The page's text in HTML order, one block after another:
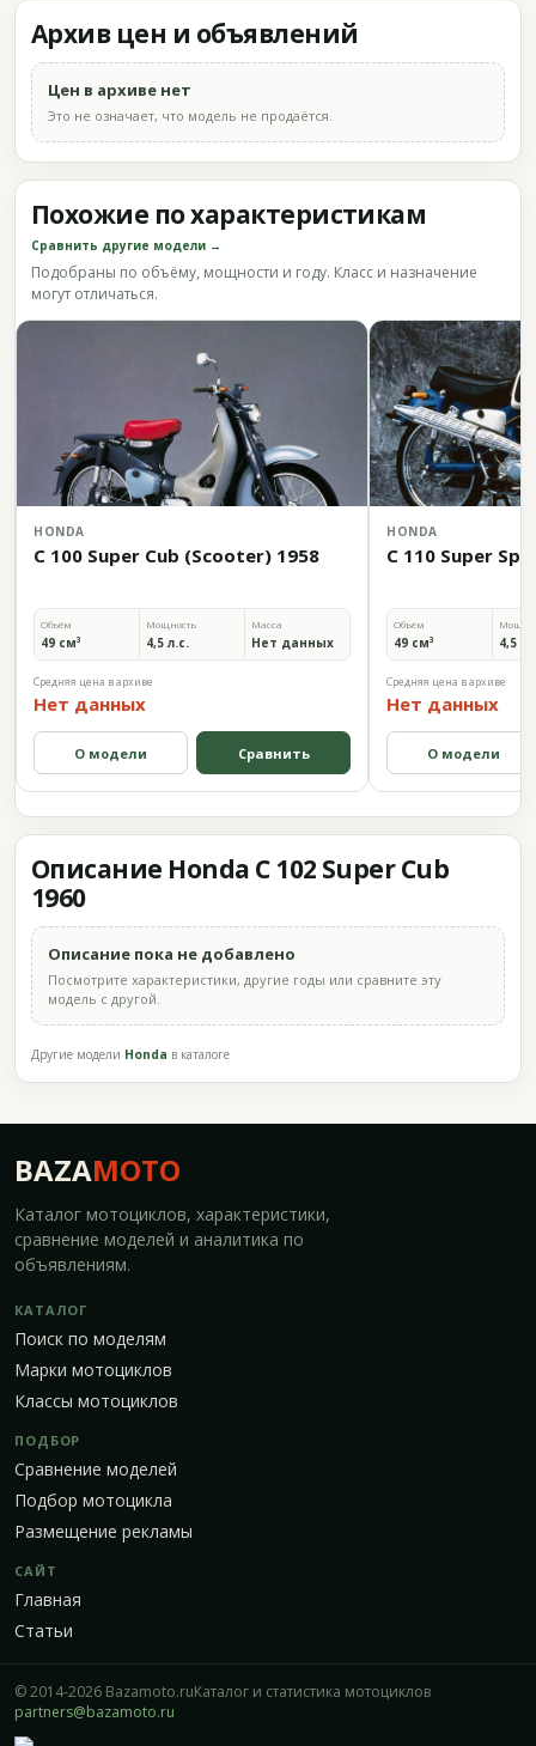
Архив цен и объявлений
Цен в архиве нет
Это не означает, что модель не продаётся.
Похожие по характеристикам
Сравнить другие модели →
Подобраны по объёму, мощности и году. Класс и назначение
могут отличаться.
HONDA
C 100 Super Cub (Scooter) 1958
Объём
49 см³
Мощность
4,5 л.с.
Масса
Нет данных
Средняя цена в архиве
Нет данных
О модели Сравнить
HONDA
C 110 Super
Объём
49 см³ 4,5
Средняя цена в архиве
Нет данных
О модели
Описание Honda C 102 Super Cub
1960
Описание пока не добавлено
Посмотрите характеристики, другие годы или сравните эту
модель с другой.
Другие модели Honda в каталоге
BAZAMOTO
Каталог мотоциклов, характеристики,
сравнение моделей и аналитика по
объявлениям.
КАТАЛОГ
Поиск по моделям
Марки мотоциклов
Классы мотоциклов
ПОДБОР
Сравнение моделей
Подбор мотоцикла
Размещение рекламы
САЙТ
Главная
Статьи
© 2014-2026 Bazamoto.ruКаталог и статистика мотоциклов
partners@bazamoto.ru